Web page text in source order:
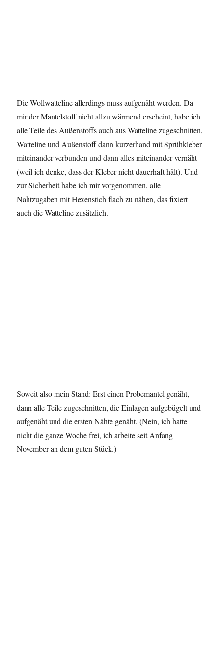
Die Wollwatteline allerdings muss aufgenäht werden. Da
mir der Mantelstoff nicht allzu wärmend erscheint, habe ich
alle Teile des Außenstoffs auch aus Watteline zugeschnitten,
Watteline und Außenstoff dann kurzerhand mit Sprühkleber
miteinander verbunden und dann alles miteinander vernäht
(weil ich denke, dass der Kleber nicht dauerhaft hält). Und
zur Sicherheit habe ich mir vorgenommen, alle
Nahtzugaben mit Hexenstich flach zu nähen, das fixiert
auch die Watteline zusätzlich.
Soweit also mein Stand: Erst einen Probemantel genäht,
dann alle Teile zugeschnitten, die Einlagen aufgebügelt und
aufgenäht und die ersten Nähte genäht. (Nein, ich hatte
nicht die ganze Woche frei, ich arbeite seit Anfang
November an dem guten Stück.)